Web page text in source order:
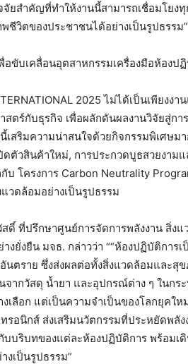
จัยสำคัญที่ทำให้งานนี้สามารถเชื่อมโย
ชีวิตของประชาชนได้อย่างเป็นรูปธรรม
พื่อขับเคลื่อนอุตสาหกรรมเครื่องมือห้องป
2025 ไม่ได้เป็นเพียงง
สตร์กับธุรกิจ เพื่อผลักดันผลงานวิจัยสู่ก
เสริมความน่าสนใจด้วยกิจกรรมพิเศษ
ดตัวสินค้าใหม่, การประกวดบูธสวยงา
บ โครงการ Carbon Neutrality
วดล้อมอย่างเป็นรูปธรรม
ดิ์ ที่ปรึกษาศูนย์การจัดการพลังงาน สิ่ง
างยั่งยืน มจธ. กล่าวว่า ““ห้องปฏิบัติการ
นตราย ซึ่งส่งผลต่อทั้งสิ่งแวดล้อมและสุ
ากวัสดุ น้ำยา และอุปกรณ์ต่าง ๆ ในกร
งเลือก แต่เป็นความจำเป็นของโลกยุค
รอนิกส์ ส่งเสริมนวัตกรรมที่ประหยัดพลั
บริบทของแต่ละห้องปฏิบัติการ พร้อมเ
งเป็นรูปธรรม”